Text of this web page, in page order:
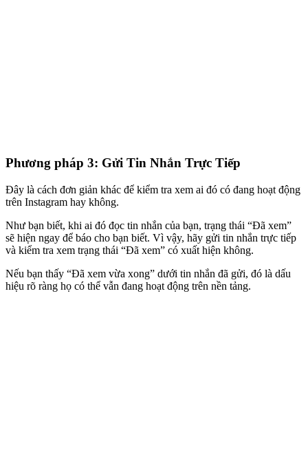
Phương pháp 3: Gửi Tin Nhắn Trực Tiếp
Đây là cách đơn giản khác để kiểm tra xem ai đó có đang hoạt động
trên Instagram hay không.
Như bạn biết, khi ai đó đọc tin nhắn của bạn, trạng thái “Đã xem”
sẽ hiện ngay để báo cho bạn biết. Vì vậy, hãy gửi tin nhắn trực tiếp
và kiểm tra xem trạng thái “Đã xem” có xuất hiện không.
Nếu bạn thấy “Đã xem vừa xong” dưới tin nhắn đã gửi, đó là dấu
hiệu rõ ràng họ có thể vẫn đang hoạt động trên nền tảng.